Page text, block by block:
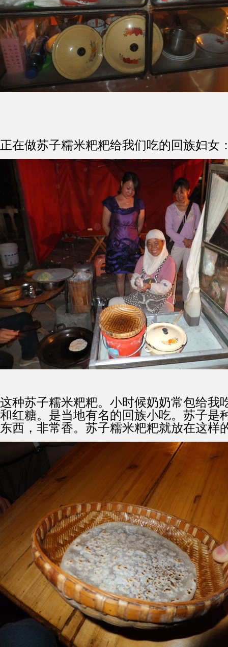
正在做苏子糯米粑粑给我们吃的回族妇女
这种苏子糯米粑粑。小时候奶奶常包给我
和红糖。是当地有名的回族小吃。苏子是
东西，非常香。苏子糯米粑粑就放在这样